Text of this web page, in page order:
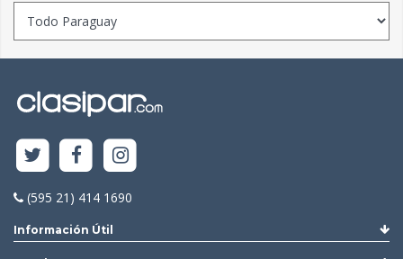
(595 21) 414 1690
Información Útil